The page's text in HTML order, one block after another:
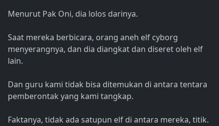
Menurut Pak Oni, dia lolos darinya.
Saat mereka berbicara, orang aneh elf cyborg
menyerangnya, dan dia diangkat dan diseret oleh elf
lain.
Dan guru kami tidak bisa ditemukan di antara tentara
pemberontak yang kami tangkap.
Faktanya, tidak ada satupun elf di antara mereka, titik.